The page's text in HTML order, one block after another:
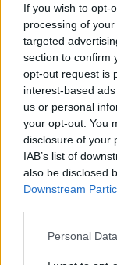
If you wish to opt-
processing of
targeted
section to confirm
opt-out request is
interest-based
us or personal
your opt-out. You
disclosure of your
IAB’s list of
also be disclosed
Downstream
Please note that
Personal
στη μάχη
ΒΙΝΤΕΟ
21:10
21:00
Θλίψη
ηθοποιού
20:50 Τραμπ:
20:40
Πάτρα:
Δελφίνια